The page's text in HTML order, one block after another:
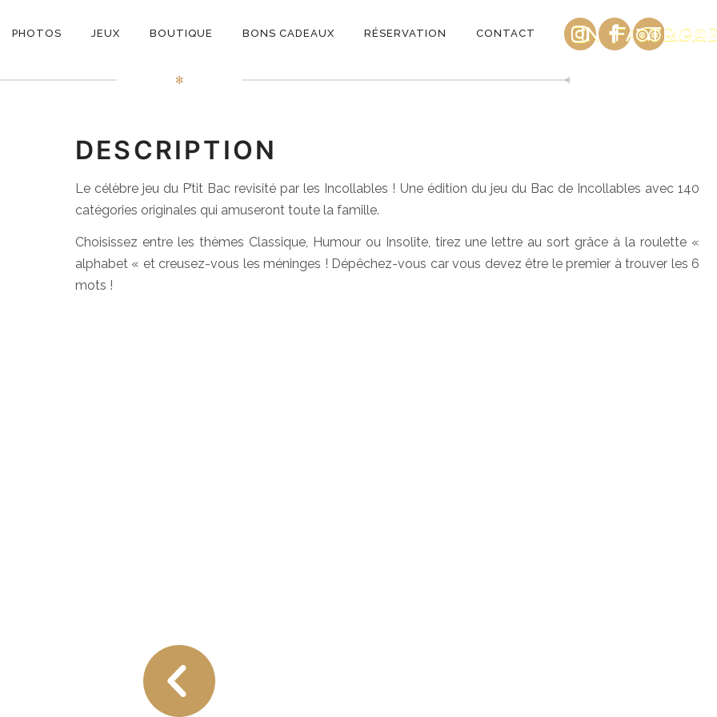
PHOTOS JEUX BOUTIQUE BONS CADEAUX RÉSERVATION CONTACT INSTAGRAM
P’tit Bac des Incollables
✻
DESCRIPTION
Le célèbre jeu du P’tit Bac revisité par les Incollables ! Une édition du jeu du Bac de Incollables avec 140
catégories originales qui amuseront toute la famille.
Choisissez entre les thèmes Classique, Humour ou Insolite, tirez une lettre au sort grâce à la roulette «
alphabet « et creusez-vous les méninges ! Dépêchez-vous car vous devez être le premier à trouver les 6
mots !